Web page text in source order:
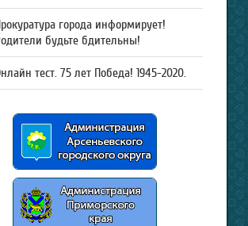
города информирует!
будьте бдительны!
тест. 75 лет Победа! 1945-2020.